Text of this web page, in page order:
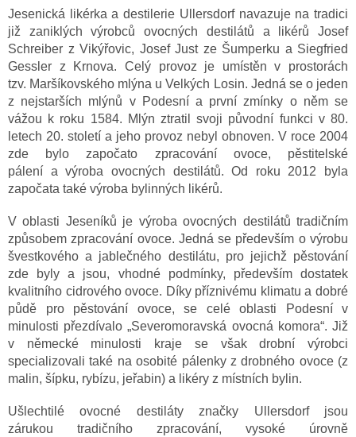
Jesenická likérka a destilerie Ullersdorf navazuje na tradici
již zaniklých výrobců ovocných destilátů a likérů Josef
Schreiber z Vikýřovic, Josef Just ze Šumperku a Siegfried
Gessler z Krnova. Celý provoz je umístěn v prostorách
tzv. Maršíkovského mlýna u Velkých Losin. Jedná se o jeden
z nejstarších mlýnů v Podesní a první zmínky o něm se
vážou k roku 1584. Mlýn ztratil svoji původní funkci v 80.
letech 20. století a jeho provoz nebyl obnoven. V roce 2004
zde bylo započato zpracování ovoce, pěstitelské
pálení a výroba ovocných destilátů. Od roku 2012 byla
započata také výroba bylinných likérů.
V oblasti Jeseníků je výroba ovocných destilátů tradičním
způsobem zpracování ovoce. Jedná se především o výrobu
švestkového a jablečného destilátu, pro jejichž pěstování
zde byly a jsou, vhodné podmínky, především dostatek
kvalitního cidrového ovoce. Díky příznivému klimatu a dobré
půdě pro pěstování ovoce, se celé oblasti Podesní v
minulosti přezdívalo „Severomoravská ovocná komora“. Již
v německé minulosti kraje se však drobní výrobci
specializovali také na osobité pálenky z drobného ovoce (z
malin, šípku, rybízu, jeřabin) a likéry z místních bylin.
Ušlechtilé ovocné destiláty značky Ullersdorf jsou
zárukou tradičního zpracování, vysoké úrovně